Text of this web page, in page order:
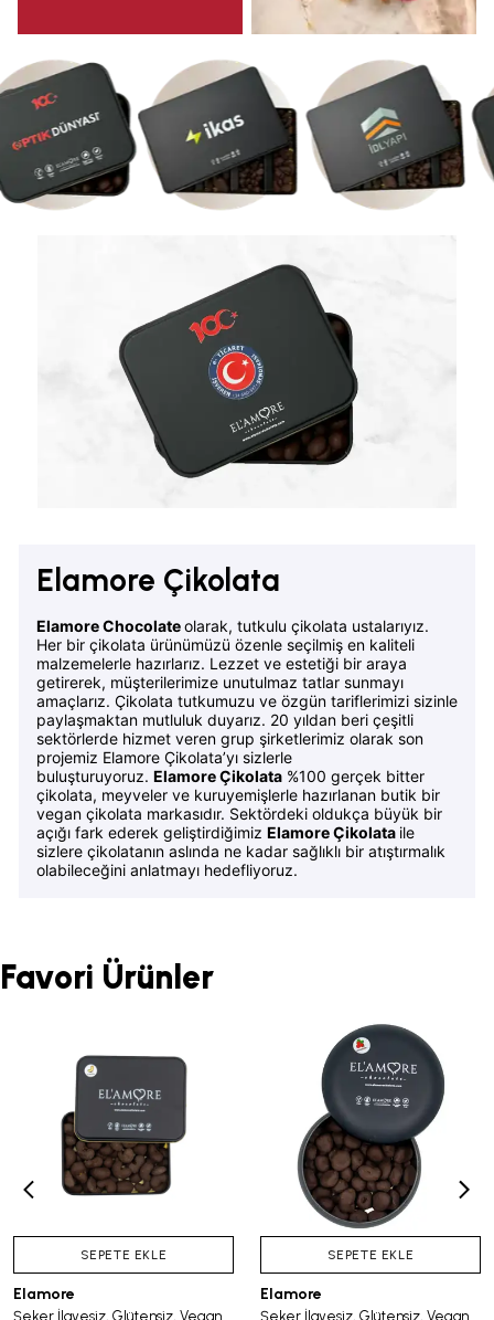
Elamore Çikolata
Elamore Chocolateolarak, tutkulu çikolata ustalarıyız.
Her bir çikolata ürünümüzü özenle seçilmiş en kaliteli
malzemelerle hazırlarız. Lezzet ve estetiği bir araya
getirerek, müşterilerimize unutulmaz tatlar sunmayı
amaçlarız. Çikolata tutkumuzu ve özgün tariflerimizi sizinle
paylaşmaktan mutluluk duyarız. 20 yıldan beri çeşitli
sektörlerde hizmet veren grup şirketlerimiz olarak son
projemiz Elamore Çikolata’yı sizlerle
buluşturuyoruz. Elamore Çikolata %100 gerçek bitter
çikolata, meyveler ve kuruyemişlerle hazırlanan butik bir
vegan çikolata markasıdır. Sektördeki oldukça büyük bir
açığı fark ederek geliştirdiğimiz Elamore Çikolata ile
sizlere çikolatanın aslında ne kadar sağlıklı bir atıştırmalık
olabileceğini anlatmayı hedefliyoruz.
Favori Ürünler
SEPETE EKLE
Elamore
SEPETE EKLE
Elamore